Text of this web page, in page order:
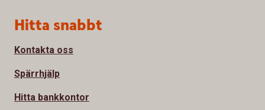
Sidfot
Hitta snabbt
Kontakta oss
Spärrhjälp
Hitta bankkontor